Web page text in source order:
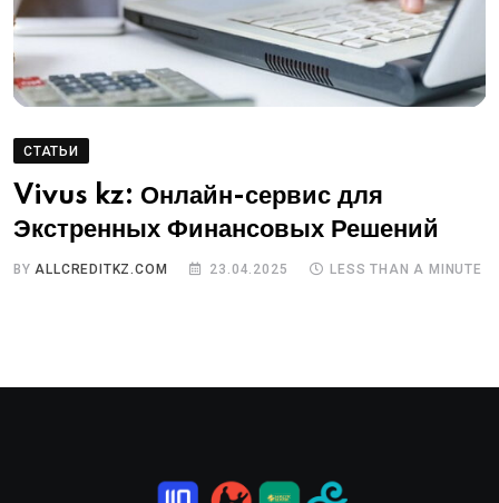
СТАТЬИ
Vivus kz: Онлайн-сервис для
Экстренных Финансовых Решений
BY ALLCREDITKZ.COM 23.04.2025 LESS THAN A MINUTE